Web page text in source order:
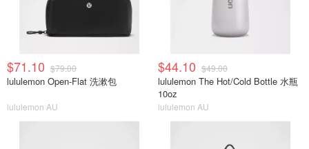
$71.10 $79.00
lululemon Open-Flat 洗漱包
lululemon AU
$44.10 $49.00
lululemon The Hot/Cold Bottle 水瓶
10oz
lululemon AU